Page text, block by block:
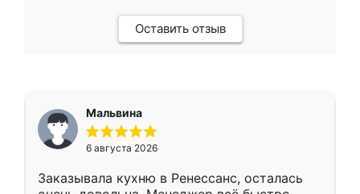
Оставить отзыв
Мальвина
6 августа 2026
Заказывала кухню в Ренессанс, осталась